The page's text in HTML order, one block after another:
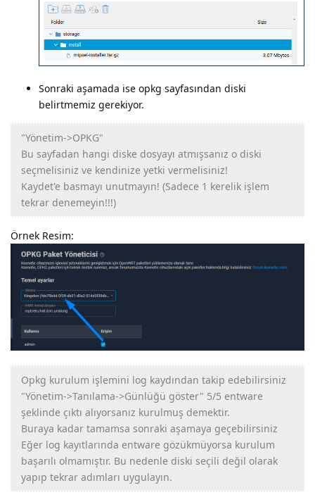
Sonraki aşamada ise opkg sayfasından diski
belirtmemiz gerekiyor.
"Yönetim->OPKG"
Bu sayfadan hangi diske dosyayı atmışsanız o diski
seçmelisiniz ve kendinize yetki vermelisiniz!
Kaydet'e basmayı unutmayın! (Sadece 1 kerelik işlem
tekrar denemeyin!!!)
Örnek Resim:
Opkg kurulum işlemini log kaydından takip edebilirsiniz
"Yönetim->Tanılama->Günlüğü göster" 5/5 entware
şeklinde çıktı alıyorsanız kurulmuş demektir.
Buraya kadar tamamsa sonraki aşamaya geçebilirsiniz
Eğer log kayıtlarında entware gözükmüyorsa kurulum
başarılı olmamıştır. Bu nedenle diski seçili değil olarak
yapıp tekrar adımları uygulayın.